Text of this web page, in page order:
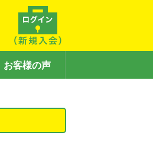
お客様の声